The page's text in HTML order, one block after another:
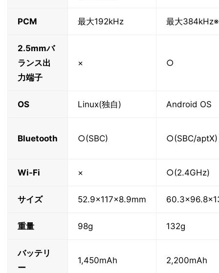
PCM 最大192kHz 最大
2.5mmバ
ランス出
力端子
× ○
OS Linux(独自) Android OS
Bluetooth ○(SBC) ○(SBC/aptX)
Wi-Fi × ○(2.4GHz)
サイズ 52.9×117×8.9mm
重量 98g 132g
バッテリ
ー
1,450mAh 2,200mAh